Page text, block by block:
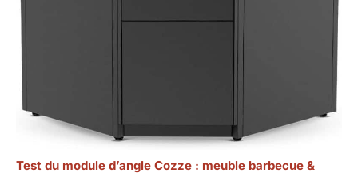
Test du module d’angle Cozze : meuble barbecue &